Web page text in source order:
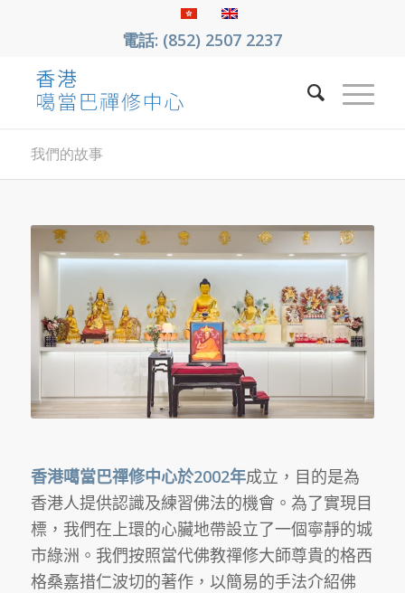
電話: (852) 2507 2237
我們的故事
香港噶當巴禪修中心於2002年成立 ， 目的是為
香港人提供認識及練習佛法的機會。為了實現目
標，我們在上環的心臟地帶設立了一個寧靜的城
市綠洲。我們按照當代佛教禪修大師尊貴的格西
格桑嘉措仁波切的著作，以簡易的手法介紹佛